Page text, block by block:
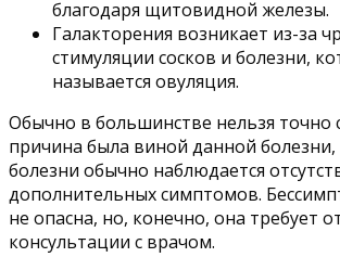
благодаря щитовидной железы.
Галакторения возникает из-за
стимуляции сосков и болезни,
называется овуляция.
Обычно в большинстве нельзя точно
причина была виной данной болезни,
болезни обычно наблюдается
дополнительных симптомов.
не опасна, но, конечно, она требует
консультации с врачом.